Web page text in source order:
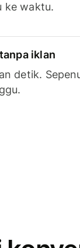
ke waktu.
iklan
detik.